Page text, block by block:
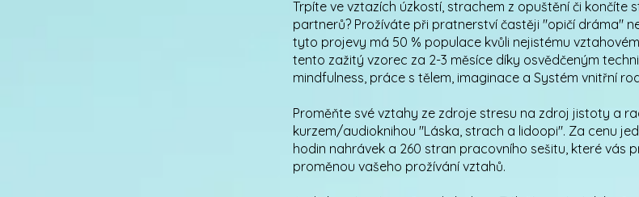
Trpíte ve vztazích úzkostí, strachem z opuštění či končíte
partnerů? Prožíváte při pratnerství častěji "opičí dráma"
tyto projevy má 50 % populace kvůli nejistému
tento zažitý vzorec za 2-3 měsíce díky osvědčeným
mindfulness, práce s tělem, imaginace a Systém vnitřní
Proměňte své vztahy ze zdroje stresu na zdroj jistoty a
kurzem/audioknihou "Láska, strach a lidoopi". Za cenu
hodin nahrávek a 260 stran pracovního sešitu, které vás
proměnou vašeho prožívání vztahů.